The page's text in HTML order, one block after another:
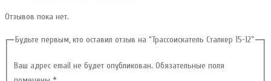
Отзывов пока нет.
Будьте первым, кто оставил отзыв на “Трассоискатель Сталкер 15-12”
Ваш адрес email не будет опубликован. Обязательные поля